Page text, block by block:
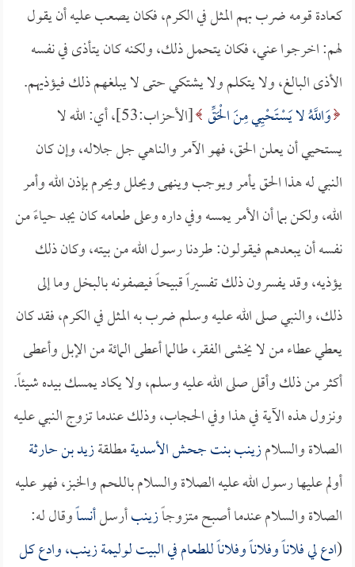
كعادة قومه ضرب بهم المثل في الكرم، فكان يصعب عليه أن يقول
لهم: اخرجوا عني، فكان يتحمل ذلك، ولكنه كان يتأذى في نفسه
الأذى البالغ، ولا يتكلم ولا يشتكي حتى لا يبلغهم ذلك فيؤذيهم.
وَاللَّهُ لا يَسْتَحْيِي مِنَ الْحَقِّ
[الأحزاب:53]، أي: الله لا
يستحيي أن يعلن الحق، فهو الآمر والناهي جل جلاله، وإن كان
النبي له هذا الحق يأمر ويوجب وينهى ويحلل ويحرم بإذن الله وأمر
الله، ولكن بما أن الأمر يمسه وفي داره وعلى طعامه كان يجد حياءً من
نفسه أن يبعدهم فيقولون: طردنا رسول الله من بيته، وكان ذلك
يؤذيه، وقد يفسرون ذلك تفسيراً قبيحاً فيصفونه بالبخل وما إلى
ذلك، والنبي صلى الله عليه وسلم ضرب به المثل في الكرم، فقد كان
يعطي عطاء من لا يخشى الفقر، طالما أعطى المائة من الإبل وأعطى
أكثر من ذلك وأقل صلى الله عليه وسلم، ولا يكاد يمسك بيده شيئاً.
ونزول هذه الآية في هذا وفي الحجاب، وذلك عندما تزوج النبي عليه
الصلاة والسلامزينب بنت جحش الأسديةمطلقةزيد بن حارثة
أولم عليها رسول الله عليه الصلاة والسلام باللحم والخبز، فهو عليه
الصلاة والسلام عندما أصبح متزوجاًزينبأرسلأنساًوقال له:
(ادع لي فلاناً وفلاناً وفلاناً للطعام في البيت لوليمةزينب، وادع كل